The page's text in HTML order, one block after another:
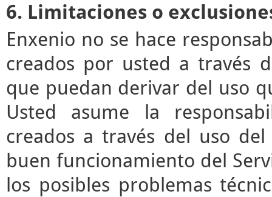
6. Limitaciones o
Enxenio no se hace
creados por usted a través
que puedan derivar del uso
Usted asume la
creados a través del uso
buen funcionamiento del
los posibles problemas